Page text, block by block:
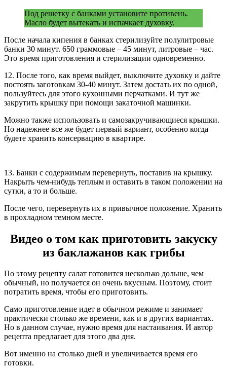
Под решетку с банками установите противень.
Масло будет вытекать и испачкает духовку.
После начала кипения в банках стерилизуйте полулитровые
банки 30 минут. 650 граммовые – 45 минут, литровые – час.
Это время приготовления и стерилизации одновременно.
12. После того, как время выйдет, выключите духовку и дайте
постоять заготовкам 30-40 минут. Затем достать их по одной,
пользуйтесь для этого кухонными перчатками. И тут же
закрутить крышку при помощи закаточной машинки.
Можно также использовать и самозакручивающиеся крышки.
Но надежнее все же будет первый вариант, особенно когда
будете хранить консервацию в квартире.
13. Банки с содержимым перевернуть, поставив на крышку.
Накрыть чем-нибудь теплым и оставить в таком положении на
сутки, а то и больше.
После чего, перевернуть их в привычное положение. Хранить
в прохладном темном месте.
Видео о том как приготовить закуску
из баклажанов как грибы
По этому рецепту салат готовится несколько дольше, чем
обычный, но получается он очень вкусным. Поэтому, стоит
потратить время, чтобы его приготовить.
Само приготовление идет в обычном режиме и занимает
практически столько же времени, как и в других вариантах.
Но в данном случае, нужно время для настаивания. И автор
рецепта предлагает для этого два дня.
Вот именно на столько дней и увеличивается время его
готовки.